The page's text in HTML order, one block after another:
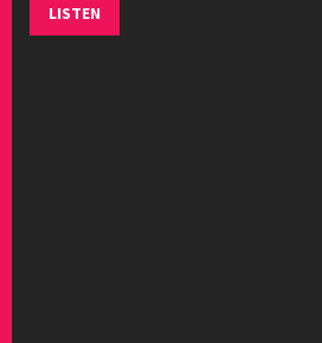
LISTEN